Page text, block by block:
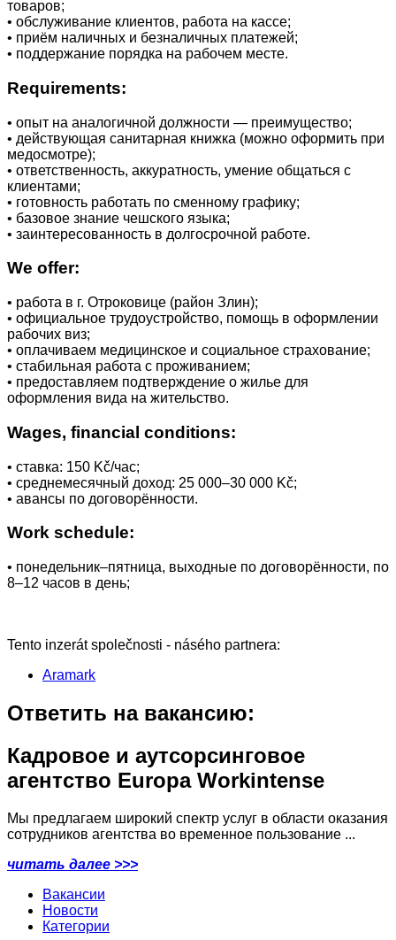
товаров;
• обслуживание клиентов, работа на кассе;
• приём наличных и безналичных платежей;
• поддержание порядка на рабочем месте.
Requirements:
• опыт на аналогичной должности — преимущество;
• действующая санитарная книжка (можно оформить при
медосмотре);
• ответственность, аккуратность, умение общаться с
клиентами;
• готовность работать по сменному графику;
• базовое знание чешского языка;
• заинтересованность в долгосрочной работе.
We offer:
• работа в г. Отроковице (район Злин);
• официальное трудоустройство, помощь в оформлении
рабочих виз;
• оплачиваем медицинское и социальное страхование;
• стабильная работа с проживанием;
• предоставляем подтверждение о жилье для
оформления вида на жительство.
Wages, financial conditions:
• ставка: 150 Kč/час;
• среднемесячный доход: 25 000–30 000 Kč;
• авансы по договорённости.
Work schedule:
• понедельник–пятница, выходные по договорённости, по
8–12 часов в день;
Tento inzerát společnosti - násého partnera:
Aramark
Ответить на вакансию:
Кадровое и аутсорсинговое
агентство Europa Workintense
Мы предлагаем широкий спектр услуг в области оказания
сотрудников агентства во временное пользование ...
читать далее >>>
Вакансии
Новости
Категории